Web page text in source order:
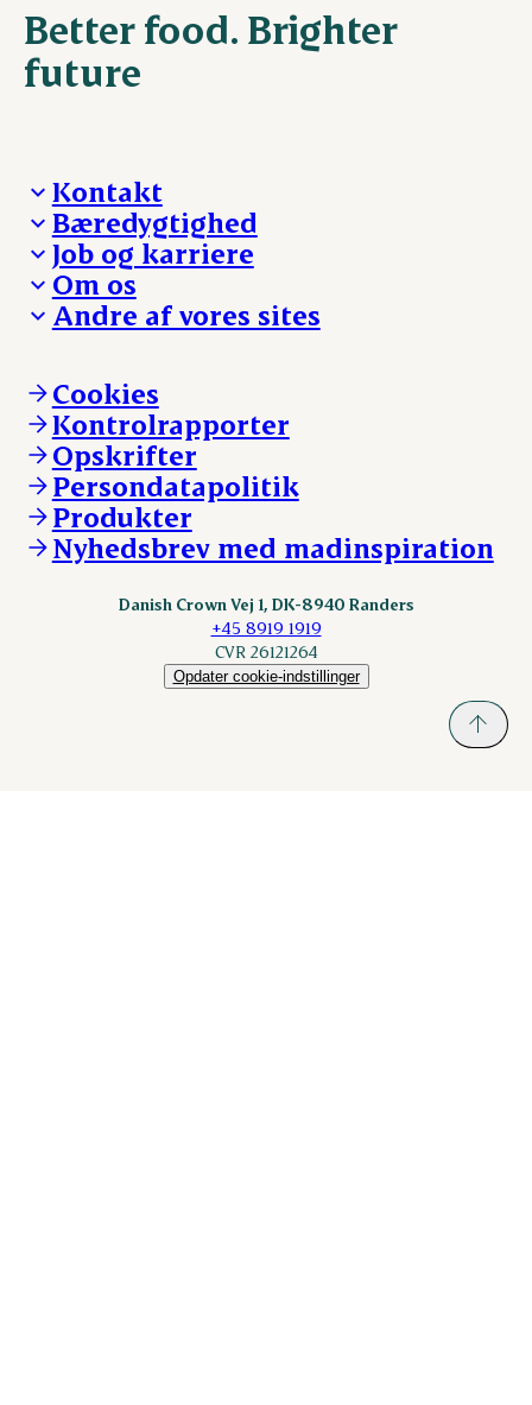
Better food. Brighter
future
Kontakt
Besøg Danish Crown
Presse og nyheder
Reklamationer
Whistleblower
Øvrige henvendelser
Bæredygtighed
Fra jord til bord
Hverdagen
Ansvarlighed og nøgletal
Job og karriere
Arbejd med os
Ledige stillinger
Om os
Hvem er vi
Vores resultater
Vores lokationer
Kontakt
Andre af vores sites
Andelsejere - kreatur
Danishcrownprofessional.com
DAT-Schaub.com
ESS-FOOD.com
Fonden Dansk Gastronomi
KLS.se
nordicspoor.com
Scanhide.dk
Cookies
Kontrolrapporter
Opskrifter
Persondatapolitik
Produkter
Nyhedsbrev med madinspiration
Danish Crown Vej 1, DK-8940 Randers
+45 8919 1919
CVR 26121264
Opdater cookie-indstillinger